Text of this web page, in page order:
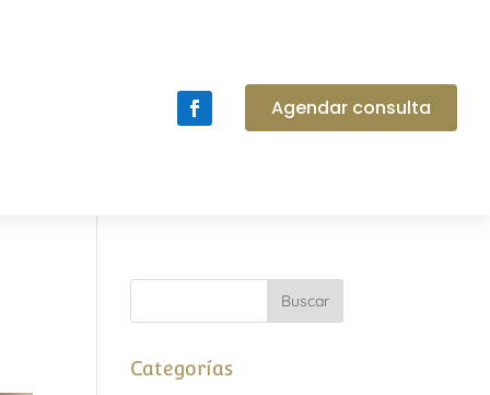
Agendar consulta
Categorías